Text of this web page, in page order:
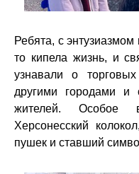
Ребята, с энтузиазмом
то кипела жизнь, и
узнавали о
другими городами и
жителей. Особое
Херсонесский
пушек и ставший